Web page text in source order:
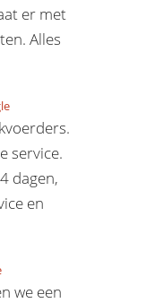
er met
Alles
service.
dagen,
en
we een